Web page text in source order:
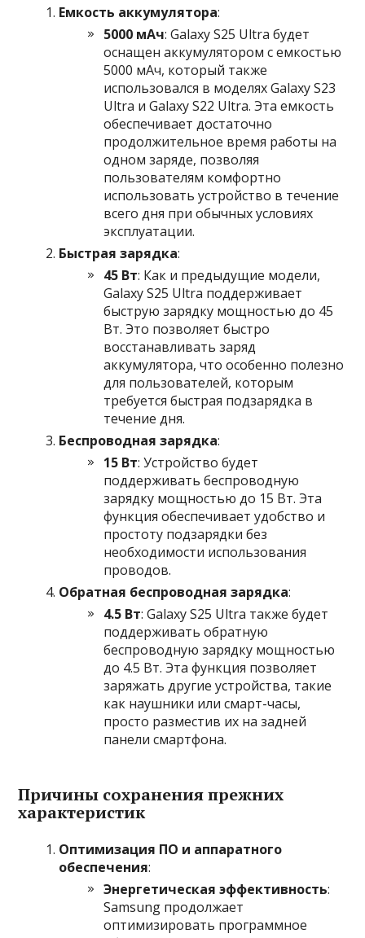
Емкость аккумулятора:
5000 мАч: Galaxy S25 Ultra будет
оснащен аккумулятором с емкостью
5000 мАч, который также
использовался в моделях Galaxy S23
Ultra и Galaxy S22 Ultra. Эта емкость
обеспечивает достаточно
продолжительное время работы на
одном заряде, позволяя
пользователям комфортно
использовать устройство в течение
всего дня при обычных условиях
эксплуатации.
Быстрая зарядка:
45 Вт: Как и предыдущие модели,
Galaxy S25 Ultra поддерживает
быструю зарядку мощностью до 45
Вт. Это позволяет быстро
восстанавливать заряд
аккумулятора, что особенно полезно
для пользователей, которым
требуется быстрая подзарядка в
течение дня.
Беспроводная зарядка:
15 Вт: Устройство будет
поддерживать беспроводную
зарядку мощностью до 15 Вт. Эта
функция обеспечивает удобство и
простоту подзарядки без
необходимости использования
проводов.
Обратная беспроводная зарядка:
4.5 Вт: Galaxy S25 Ultra также будет
поддерживать обратную
беспроводную зарядку мощностью
до 4.5 Вт. Эта функция позволяет
заряжать другие устройства, такие
как наушники или смарт-часы,
просто разместив их на задней
панели смартфона.
Причины сохранения прежних
характеристик
Оптимизация ПО и аппаратного
обеспечения:
Энергетическая эффективность:
Samsung продолжает
оптимизировать программное